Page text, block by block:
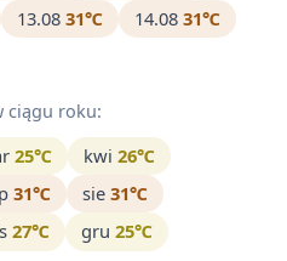
13.08 31℃ 14.08 31℃
ciągu roku:
25℃ kwi 26℃
31℃ sie 31℃
27℃ gru 25℃